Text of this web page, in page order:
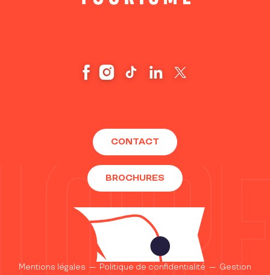
CONTACT
BROCHURES
Mentions légales — Politique de confidentialité — Gestion